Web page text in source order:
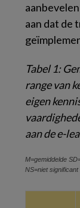
aan dat de
Tabel 1:
range van
eigen
aan de e-
M=gemiddelde
NS=niet significant